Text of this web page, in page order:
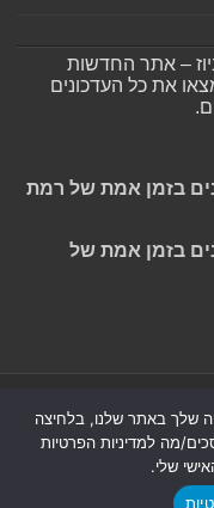
– אתר החדשות
את כל העדכונים
בזמן אמת של רמת
בזמן אמת של
שלך באתר שלנו, בלחיצה
מה למדיניות הפרטיות
שלי.